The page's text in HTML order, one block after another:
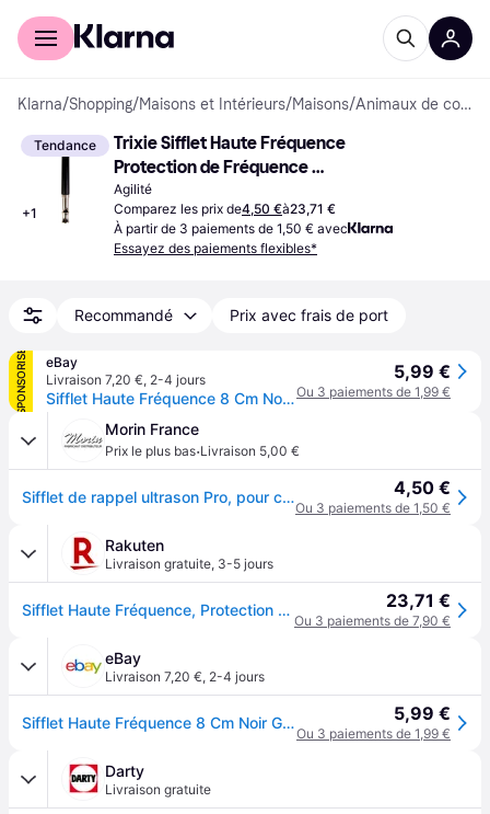
Acheter avec Klarna
Klarna/Shopping/Maisons et Intérieurs/Maisons/ Animaux de compagnie
Tendance
+1
Trixie Sifflet Haute Fréquence
Protection de Fréquence
4011905022574 8 cm
Agilité
Comparez les prix de4,50 €à23,71 €
À partir de 3 paiements de 1,50 € avec
Essayez des paiements flexibles*
Recommandé Prix avec frais de port
SPONSORISÉ
eBay
Livraison 7,20 €, 2-4 jours
Sifflet Haute Fréquence 8 Cm Noir Gris Pour Entrainement Canin
5,99 €
Ou 3 paiements de 1,99 €
Morin France
Prix le plus bas·Livraison 5,00 €
Sifflet de rappel ultrason Pro, pour chien 4,50 €
Ou 3 paiements de 1,50 €
Rakuten
Livraison gratuite, 3-5 jours
Sifflet Haute Fréquence, Protection De Fréquence, 8 Cm - 2257 23,71 €
Ou 3 paiements de 7,90 €
eBay
Livraison 7,20 €, 2-4 jours
Sifflet Haute Fréquence 8 Cm Noir Gris Pour Entrainement Canin 5,99 €
Ou 3 paiements de 1,99 €
Darty
Livraison gratuite